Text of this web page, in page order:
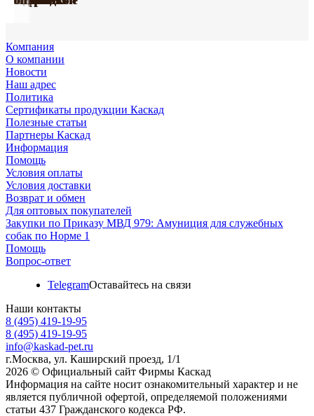
Компания
О компании
Новости
Наш адрес
Политика
Сертификаты продукции Каскад
Полезные статьи
Партнеры Каскад
Информация
Помощь
Условия оплаты
Условия доставки
Возврат и обмен
Для оптовых покупателей
Закупки по Приказу МВД 979: Амуниция для служебных
собак по Норме 1
Помощь
Вопрос-ответ
TelegramОставайтесь на связи
Наши контакты
8 (495) 419-19-95
8 (495) 419-19-95
info@kaskad-pet.ru
г.Москва, ул. Каширский проезд, 1/1
2026 © Официальный сайт Фирмы Каскад
Информация на сайте носит ознакомительный характер и не
является публичной офертой, определяемой положениями
статьи 437 Гражданского кодекса РФ.